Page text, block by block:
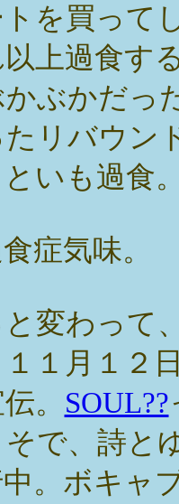
を買って
上過食す
ぶかだっ
リバウン
いも過食
症気味。
変わって
１月１２
。 SOUL??
で、詩と
。ボキャ